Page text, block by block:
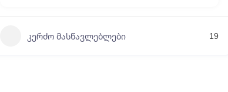
კერძო მასწავლებლები 19